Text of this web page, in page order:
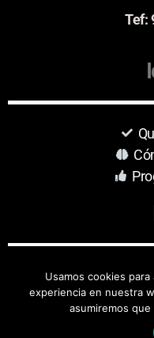
Tef:
Aviso Legal
Protección de Datos
Usamos cookies
experiencia en nuestra
asumiremos